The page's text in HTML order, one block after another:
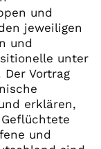
und
jeweiligen
und
unter
Vortrag
erklären,
und